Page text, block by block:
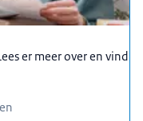
er meer over en vind